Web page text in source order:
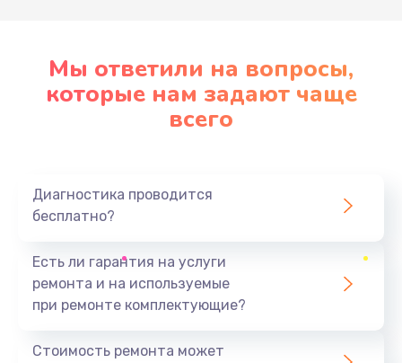
Мы ответили на вопросы,
которые нам задают чаще
всего
Диагностика проводится
бесплатно?
Есть ли гарантия на услуги
ремонта и на используемые
при ремонте комплектующие?
Стоимость ремонта может